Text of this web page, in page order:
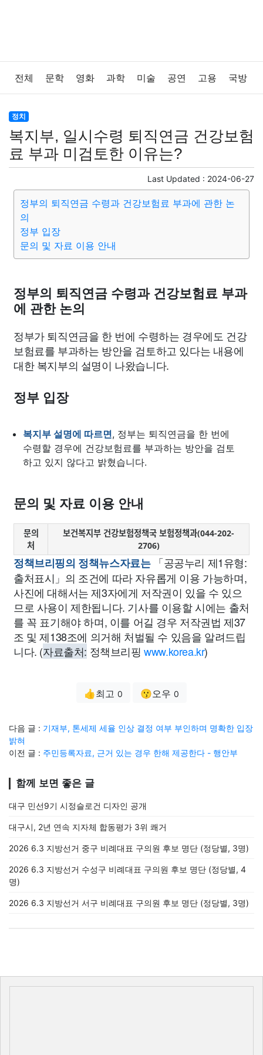
전체 문학 영화 과학 미술 공연 고용 국방
법률
보건 질병 가요 방송 일상 주식 암호화폐
반려동물 패션 미용
증권 인테리어 요리 상품리뷰 원예 금융
게임 스포츠 사진
의료 의학 경제
교통 생활 기타
정치
복지부, 일시수령 퇴직연금 건강보험
료 부과 미검토한 이유는?
Last Updated : 2024-06-27
정부의 퇴직연금 수령과 건강보험료 부과에 관한 논
의
정부 입장
문의 및 자료 이용 안내
정부의 퇴직연금 수령과 건강보험료 부과
에 관한 논의
정부가 퇴직연금을 한 번에 수령하는 경우에도 건강
보험료를 부과하는 방안을 검토하고 있다는 내용에
대한 복지부의 설명이 나왔습니다.
정부 입장
복지부 설명에 따르면, 정부는 퇴직연금을 한 번에
수령할 경우에 건강보험료를 부과하는 방안을 검토
하고 있지 않다고 밝혔습니다.
문의 및 자료 이용 안내
문의
처
보건복지부 건강보험정책국 보험정책과(044-202-
2706)
정책브리핑의 정책뉴스자료는「공공누리 제1유형:
출처표시」의 조건에 따라 자유롭게 이용 가능하며,
사진에 대해서는 제3자에게 저작권이 있을 수 있으
므로 사용이 제한됩니다. 기사를 이용할 시에는 출처
를 꼭 표기해야 하며, 이를 어길 경우 저작권법 제37
조 및 제138조에 의거해 처벌될 수 있음을 알려드립
니다. (자료출처: 정책브리핑www.korea.kr)
👍최고 0 😗오우 0
다음 글 : 기재부, 톤세제 세율 인상 결정 여부 부인하며 명확한 입장
밝혀
이전 글 : 주민등록자료, 근거 있는 경우 한해 제공한다 - 행안부
함께 보면 좋은 글
대구 민선9기 시정슬로건 디자인 공개
대구시, 2년 연속 지자체 합동평가 3위 쾌거
2026 6.3 지방선거 중구 비례대표 구의원 후보 명단 (정당별, 3명)
2026 6.3 지방선거 수성구 비례대표 구의원 후보 명단 (정당별, 4
명)
2026 6.3 지방선거 서구 비례대표 구의원 후보 명단 (정당별, 3명)